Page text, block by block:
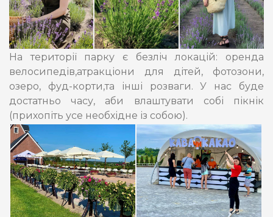
На території парку є безліч локацій: оренда
велосипедів,атракціони для дітей, фотозони,
озеро, фуд-корти,та інші розваги. У нас буде
достатньо часу, аби влаштувати собі пікнік
(прихопіть усе необхідне із собою).